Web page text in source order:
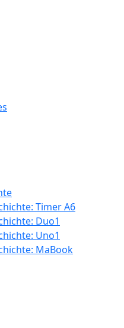
Timer A6
Duo1
Uno1
MaBook